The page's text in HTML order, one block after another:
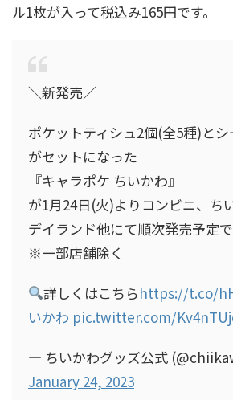
ル1枚が入って税込み165円です。
＼新発売／
ポケットティシュ2個(全5種)と
がセットになった
『キャラポケ ちいかわ』
が1月24日(火)よりコンビニ、ち
デイランド他にて順次発売予定
※一部店舗除く
詳しくはこちらhttps://t.co/
いかわ pic.twitter.com/
— ちいかわグッズ公式
January 24, 2023